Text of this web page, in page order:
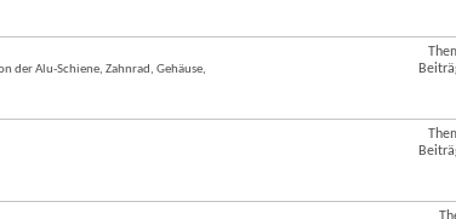
der Alu-Schiene, Zahnrad, Gehäuse,